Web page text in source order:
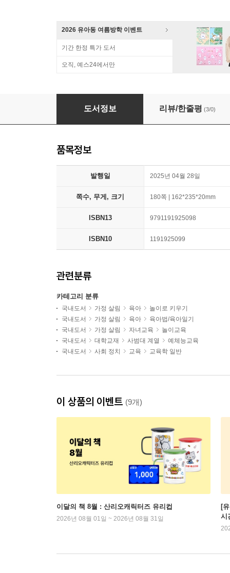
2026 유아동 여름방학 이벤트
기간 한정 특가 도서
오직, 예스24에서만
스탠퍼드 아동미술 클래스
도서정보 리뷰/한줄평 (3/0)
품목정보
발행일 2025년 04월 28일
쪽수, 무게, 크기 180쪽 | 162*235*20mm
ISBN13 9791191925098
ISBN10 1191925099
관련분류
카테고리 분류
국내도서 가정 살림 육아
놀이로 키우기
국내도서
가정 살림 육아
육아법/육아일기
국내도서
가정 살림 자녀교육
놀이교육
국내도서
대학교재 사범대 계열
예체능교육
국내도서
사회 정치 교육 교육학 일반
이 상품의 이벤트 (9개)
이달의 책 8월 : 산리오캐릭터즈 유리컵
2026년 08월 01일 ~ 2026년 08월 31일
[
시